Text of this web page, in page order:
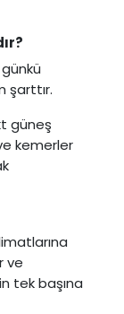
şarttır.
güneş
kemerler
ve
tek başına